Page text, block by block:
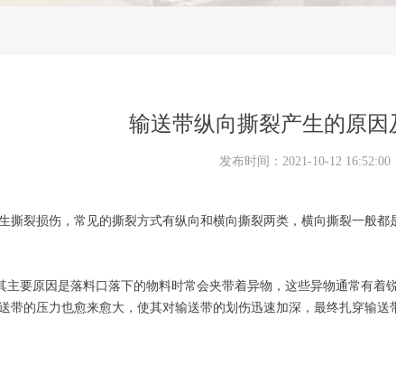
输送带纵向撕裂产生的原因
撕裂损伤，常见的撕裂方式有纵向和横向撕裂两类，横向撕裂一般
原因是落料口落下的物料时常会夹带着异物，这些异物通常有着
带的压力也愈来愈大，使其对输送带的划伤迅速加深，最终扎穿输
发布时间： 2021-10-12 16:52:00